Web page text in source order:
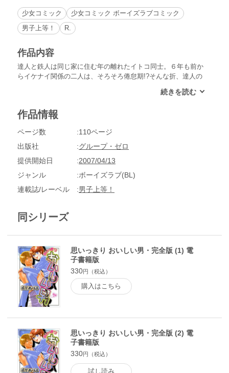
少女コミック
少女コミック ボーイズラブコミック
男子上等！
R.
作品内容
達人と鉄人は同じ家に住む年の離れたイトコ同士。６年も前か
らイケナイ関係の二人は、そろそろ倦怠期!?そんな折、達人の
トするなんて！」…はてさてどうなる、恋のさやあて。ファン
作品情報
ページ数
110ページ
出版社
グループ・ゼロ
提供開始日
2007/04/13
ジャンル
ボーイズラブ(BL)
連載誌/レーベル
男子上等！
同シリーズ
思いっきり おいしい男・完全版 (1) 電
子書籍版
330円（税込）
購入はこちら
思いっきり おいしい男・完全版 (2) 電
子書籍版
330円（税込）
試し読み